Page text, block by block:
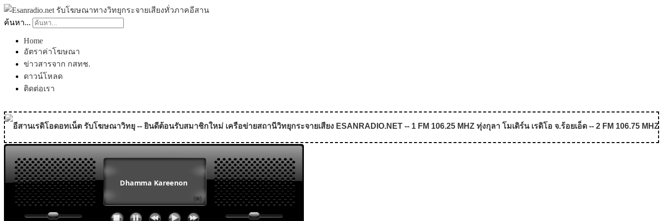
ค้นหา...
Home
อัตราค่าโฆษณา
ข่าวสารจาก กสทช.
ดาวน์โหลด
ติดต่อเรา
อีสานเรดิโอดอทเน็ต รับโฆษณาวิทยุ -- ยินดีต้อนรับสมาชิกใหม่ เครือข่ายสถานีวิทยุกระจายเสียง ESANRADIO.NET -- 1 FM 106.25 MHZ ทุ่งกุลา โมเดิร์น เรดิโอ จ.ร้อยเอ็ด -- 2 FM 106.75
MODULE SBAHJAOUI YOUTUBE
MODULE SBAHJAOUI MEMORY GAME